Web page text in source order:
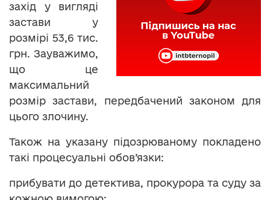
захід у вигляді
застави у
розмірі 53,6 тис.
грн. Зауважимо,
що це
максимальний
розмір застави, передбачений законом для
цього злочину.
Також на указану підозрюваному покладено
такі процесуальні обов’язки:
прибувати до детектива, прокурора та суду за